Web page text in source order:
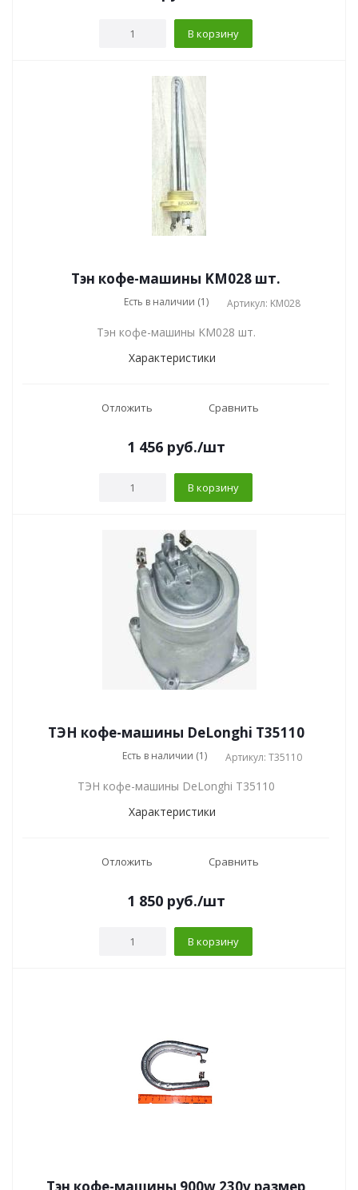
В корзину
Тэн кофе-машины KM028 шт.
Есть в наличии (1) Артикул: KM028
Тэн кофе-машины KM028 шт.
Характеристики
Отложить Сравнить
1 456 руб./шт
В корзину
ТЭН кофе-машины DeLonghi T35110
Есть в наличии (1) Артикул: T35110
ТЭН кофе-машины DeLonghi T35110
Характеристики
Отложить Сравнить
1 850 руб./шт
В корзину